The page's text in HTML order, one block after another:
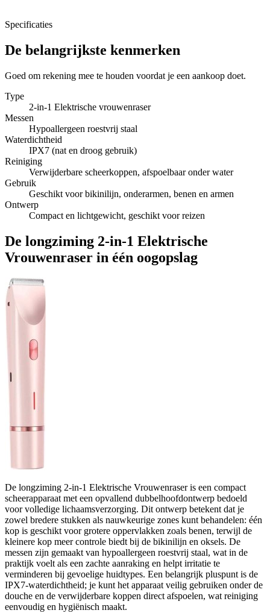
Specificaties
De belangrijkste kenmerken
Goed om rekening mee te houden voordat je een aankoop doet.
Type
2-in-1 Elektrische vrouwenraser
Messen
Hypoallergeen roestvrij staal
Waterdichtheid
IPX7 (nat en droog gebruik)
Reiniging
Verwijderbare scheerkoppen, afspoelbaar onder water
Gebruik
Geschikt voor bikinilijn, onderarmen, benen en armen
Ontwerp
Compact en lichtgewicht, geschikt voor reizen
De longziming 2-in-1 Elektrische
Vrouwenraser in één oogopslag
De longziming 2-in-1 Elektrische Vrouwenraser is een compact
scheerapparaat met een opvallend dubbelhoofdontwerp bedoeld
voor volledige lichaamsverzorging. Dit ontwerp betekent dat je
zowel bredere stukken als nauwkeurige zones kunt behandelen: één
kop is geschikt voor grotere oppervlakken zoals benen, terwijl de
kleinere kop meer controle biedt bij de bikinilijn en oksels. De
messen zijn gemaakt van hypoallergeen roestvrij staal, wat in de
praktijk voelt als een zachte aanraking en helpt irritatie te
verminderen bij gevoelige huidtypes. Een belangrijk pluspunt is de
IPX7-waterdichtheid; je kunt het apparaat veilig gebruiken onder de
douche en de verwijderbare koppen direct afspoelen, wat reiniging
eenvoudig en hygiënisch maakt.